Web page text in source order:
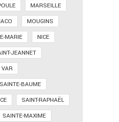
MARSEILLE
MOUGINS
MARIE
NICE
JEANNET
VAR
BAUME
SAINT-RAPHAËL
SAINTE-MAXIME